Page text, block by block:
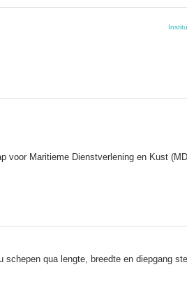
voor Maritieme Dienstverlening en Kust
qua lengte, breedte en diepgang